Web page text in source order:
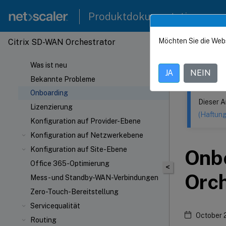
Produktdokumentation
Citrix SD-WAN Orchestrator
Was ist neu
Bekannte Probleme
Onboarding
Lizenzierung
Konfiguration auf Provider-Ebene
Konfiguration auf Netzwerkebene
Konfiguration auf Site-Ebene
Office 365-Optimierung
Mess- und Standby-WAN-Verbindungen
Zero-Touch-Bereitstellung
Servicequalität
Routing
Dieser Inhalt
Citrix
<
Dieser
October
Möchten Sie die
JA NEIN